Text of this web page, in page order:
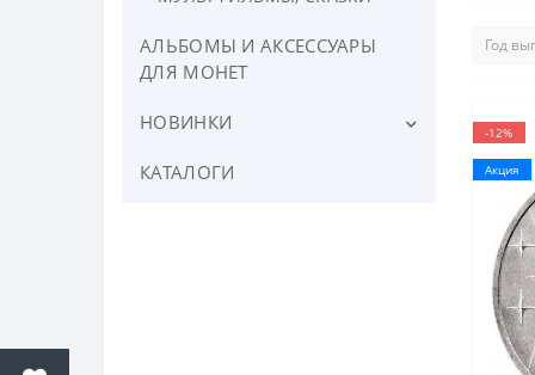
АЛЬБОМЫ И АКСЕССУАРЫ
ДЛЯ МОНЕТ
НОВИНКИ
Новинки России
КАТАЛОГИ
-12%
Акция